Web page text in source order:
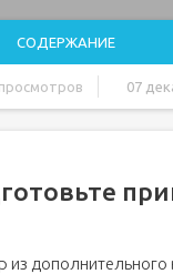
СОДЕРЖАНИЕ
07
из дополнительного